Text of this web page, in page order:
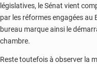
législatives, le Sénat vient
par les réformes engagées au
bureau marque ainsi le
chambre.
Reste toutefois à observer la